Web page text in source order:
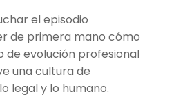
el episodio
de primera mano cómo
de evolución profesional
una cultura de
legal y lo humano.